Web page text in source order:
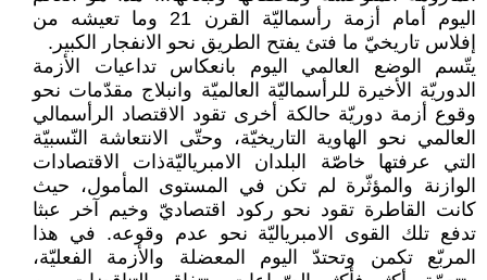
اليوم أمام أزمة رأسماليّة القرن 21 وما تعيشه من
إفلاس تاريخيّ ما فتئ يفتح الطريق نحو الانفجار الكبير.
يتّسم الوضع العالمي اليوم بانعكاس تداعيات الأزمة
الدوريّة الأخيرة للرأسماليّة العالميّة وانبلاج مقدّمات نحو
وقوع أزمة دوريّة حالكة أخرى تقود الاقتصاد الرأسمالي
العالمي نحو الهاوية التاريخيّة، وحتّى الانتعاشة النّسبيّة
التي عرفتها خاصّة البلدان الامبرياليّةذات الاقتصادات
الوازنة والمؤثّرة لم تكن في المستوى المأمول، حيث
كانت القاطرة تقود نحو ركود اقتصاديّ وخيم آخر عبثا
تدفع تلك القوى الامبرياليّة نحو عدم وقوعه. في هذا
المربّع تكمن وتحتدّ اليوم المعضلة والأزمة الفعليّة،